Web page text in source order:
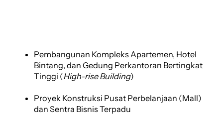
Pembangunan Kompleks Apartemen, Hotel
Bintang, dan Gedung Perkantoran Bertingkat
Tinggi (High-rise Building)
Proyek Konstruksi Pusat Perbelanjaan (Mall)
dan Sentra Bisnis Terpadu